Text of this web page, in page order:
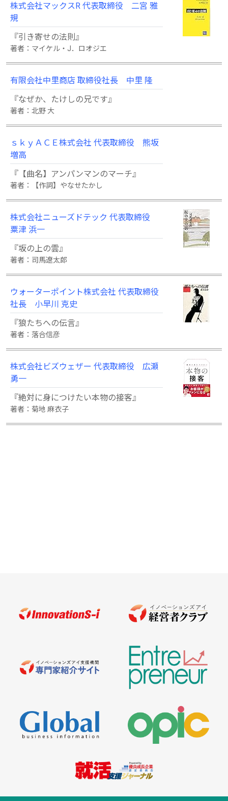
株式会社マックスR 代表取締役 二宮 雅
規
『引き寄せの法則』
著者：マイケル・J．ロオジエ
有限会社中里商店 取締役社長 中里 隆
『なぜか、たけしの兄です』
著者：北野 大
ｓｋｙＡＣＥ株式会社 代表取締役 熊坂
増高
『【曲名】アンパンマンのマーチ』
著者：【作詞】やなせたかし
株式会社ニューズドテック 代表取締役
粟津 浜一
『坂の上の雲』
著者：司馬遼太郎
ウォーターポイント株式会社 代表取締役
社長 小早川 克史
『狼たちへの伝言』
著者：落合信彦
株式会社ビズウェザー 代表取締役 広瀬
勇一
『絶対に身につけたい本物の接客』
著者：菊地 麻衣子